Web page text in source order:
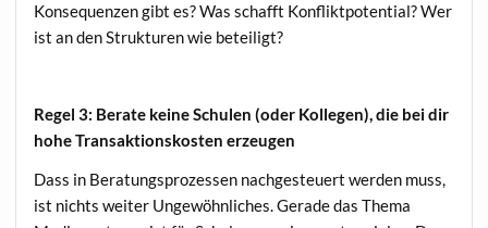
Kon­se­quen­zen gibt es? Was schafft Kon­flikt­po­ten­ti­al? Wer
ist an den Struk­tu­ren wie beteiligt?
Regel 3: Bera­te kei­ne Schu­len (oder Kol­le­gen), die bei dir
hohe Trans­ak­ti­ons­kos­ten erzeugen
Dass in Bera­tungs­pro­zes­sen nach­ge­steu­ert wer­den muss,
ist nichts wei­ter Unge­wöhn­li­ches. Gera­de das The­ma